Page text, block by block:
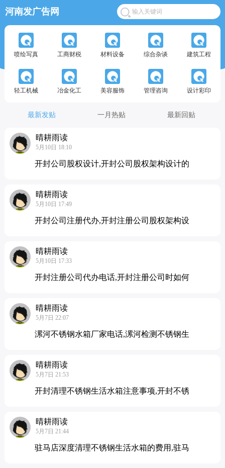
河南发广告网
喷绘写真 工商财税 材料设备 综合杂谈 建筑工程
轻工机械 冶金化工 美容服饰 管理咨询 设计彩印
最新发贴 一月热贴 最新回贴
晴耕雨读
5月10日 18:10
开封公司股权设计,开封公司股权架构设计的
晴耕雨读
5月10日 17:49
开封公司注册代办,开封注册公司股权架构设
晴耕雨读
5月10日 17:33
开封注册公司代办电话,开封注册公司时如何
晴耕雨读
5月7日 22:07
漯河不锈钢水箱厂家电话,漯河检测不锈钢生
晴耕雨读
5月7日 21:53
开封清理不锈钢生活水箱注意事项,开封不锈
晴耕雨读
5月7日 21:44
驻马店深度清理不锈钢生活水箱的费用,驻马